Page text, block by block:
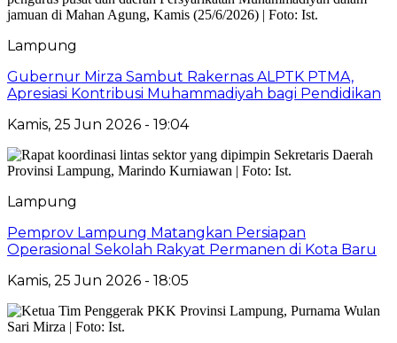
Lampung
Gubernur Mirza Sambut Rakernas ALPTK PTMA,
Apresiasi Kontribusi Muhammadiyah bagi Pendidikan
Kamis, 25 Jun 2026 - 19:04
Lampung
Pemprov Lampung Matangkan Persiapan
Operasional Sekolah Rakyat Permanen di Kota Baru
Kamis, 25 Jun 2026 - 18:05